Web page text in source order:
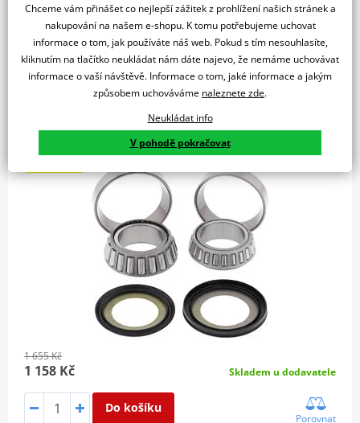
Do košíku
Porovnat
Sada ložisek + těsnění řízení
Ložiska + těsnění řízení sada All Balls Racing 22-1030
1 655 Kč
1 158 Kč Skladem u dodavatele
Do košíku
Porovnat
Chceme vám přinášet co nejlepší zážitek z prohlížení našich stránek a
nakupování na našem e-shopu. K tomu potřebujeme uchovat
informace o tom, jak používáte náš web. Pokud s tím nesouhlasíte,
kliknutím na tlačítko neukládat nám dáte najevo, že nemáme uchovávat
informace o vaší návštěvě. Informace o tom, jaké informace a jakým
způsobem uchováváme naleznete zde.
Neukládat info
V pohodě pokračovat